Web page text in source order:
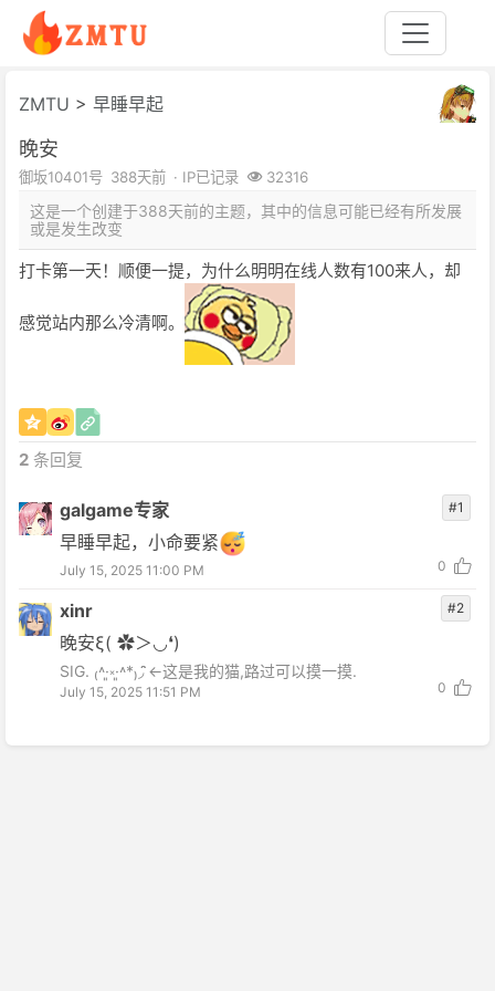
ZMTU > 早睡早起
晚安
御坂10401号 388天前 · IP已记录 32316
这是一个创建于388天前的主题，其中的信息可能已经有所发展
或是发生改变
打卡第一天！顺便一提，为什么明明在线人数有100来人，却
感觉站内那么冷清啊。
2 条回复
galgame专家
早睡早起，小命要紧
July 15, 2025 11:00 PM
#1
0
xinr
晚安ξ( ✿＞◡❛)
SIG. ₍˄·͈༝·͈˄*₎◞ ̑̑←这是我的猫,路过可以摸一摸.
July 15, 2025 11:51 PM
#2
0